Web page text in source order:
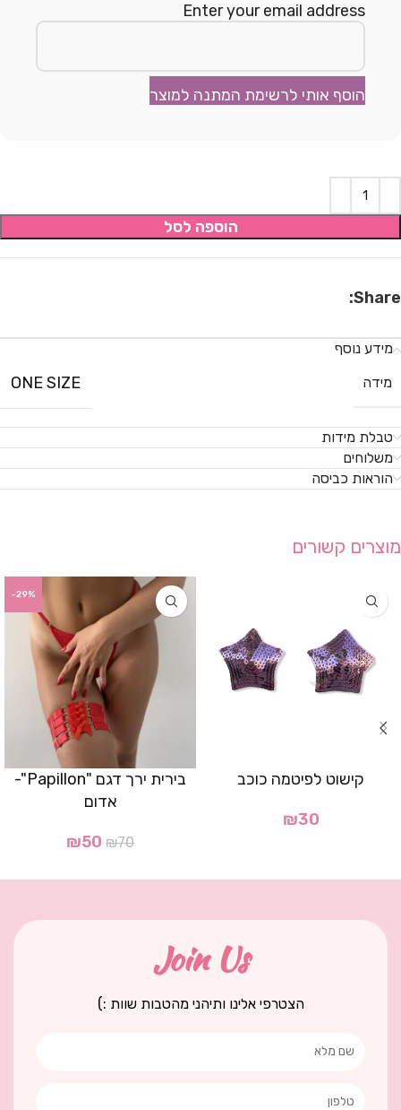
Enter your email address
הוסף אותי לרשימת המתנה למוצר
הוספה לסל
Share:
מידע נוסף
מידה
ONE SIZE
טבלת מידות
משלוחים
הוראות כביסה
מוצרים קשורים
קישוט לפיטמה כוכב
₪30
-29%
בירית ירך דגם "Papillon"-
אדום
₪70
₪50
Join Us
הצטרפי אלינו ותיהני מהטבות שוות :)